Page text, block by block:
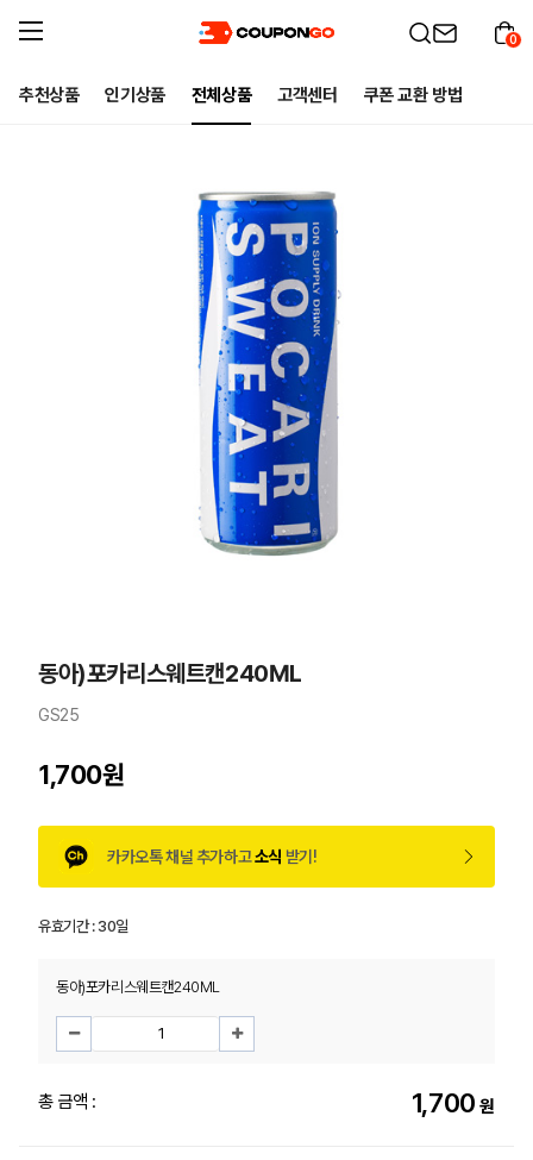
추천상품 인기상품 전체상품 고객센터 쿠폰 교환 방법
0
동아)포카리스웨트캔240ML
GS25
1,700원
카카오톡 채널 추가하고소식 받기!
유효기간 :30일
동아)포카리스웨트캔240ML
총 금액 : 1,700 원